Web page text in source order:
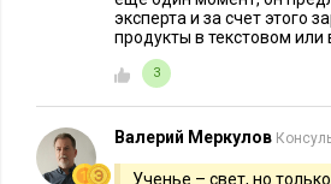
эксперта и за счет этого
продукты в текстовом или
3
Валерий Меркулов
Ученье – свет, но